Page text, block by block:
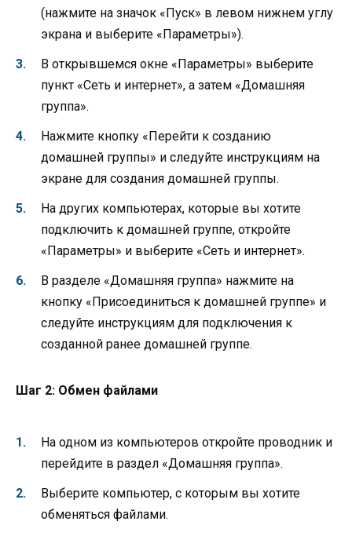
(нажмите на значок «Пуск» в левом нижнем углу
экрана и выберите «Параметры»).
В открывшемся окне «Параметры» выберите
пункт «Сеть и интернет», а затем «Домашняя
группа».
Нажмите кнопку «Перейти к созданию
домашней группы» и следуйте инструкциям на
экране для создания домашней группы.
На других компьютерах, которые вы хотите
подключить к домашней группе, откройте
«Параметры» и выберите «Сеть и интернет».
В разделе «Домашняя группа» нажмите на
кнопку «Присоединиться к домашней группе» и
следуйте инструкциям для подключения к
созданной ранее домашней группе.
Шаг 2: Обмен файлами
На одном из компьютеров откройте проводник и
перейдите в раздел «Домашняя группа».
Выберите компьютер, с которым вы хотите
обменяться файлами.